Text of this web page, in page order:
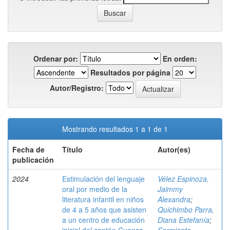
Ordenar por:
En orden:
Resultados por página
Autor/Registro:
Mostrando resultados 1 a 1 de 1
Fecha de
publicación
Título Autor(es)
2024
Estimulación del lenguaje
oral por medio de la
literatura infantil en niños
de 4 a 5 años que asisten
a un centro de educación
Vélez Espinoza,
Jaimmy
Alexandra;
Quichimbo Parra,
Diana Estefanía;